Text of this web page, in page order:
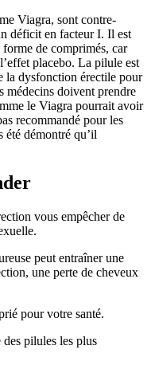
Viagra, sont contre-
déficit en facteur I. Il est
de comprimés, car
placebo. La pilule est
la dysfonction érectile pour
médecins doivent prendre
le Viagra pourrait avoir
recommandé pour les
été démontré qu’il
vous empêcher de
peut entraîner une
une perte de cheveux
pour votre santé.
pilules les plus